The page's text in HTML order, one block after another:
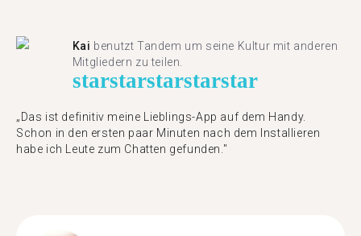
Kai benutzt Tandem um seine Kultur mit anderen
Mitgliedern zu teilen.
starstarstarstarstar
„Das ist definitiv meine Lieblings-App auf dem Handy.
Schon in den ersten paar Minuten nach dem Installieren
habe ich Leute zum Chatten gefunden."